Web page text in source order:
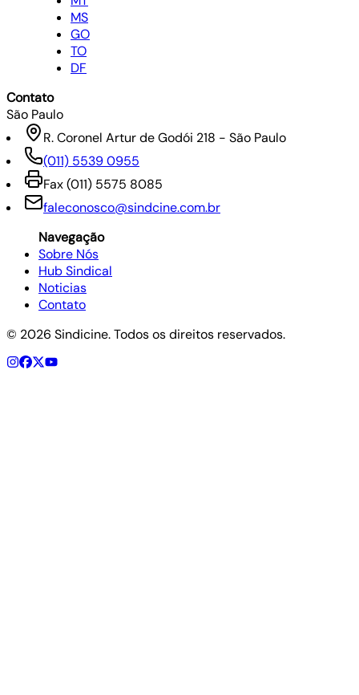
MS
GO
TO
DF
Contato
São Paulo
R. Coronel Artur de Godói 218 - São Paulo
(011) 5539 0955
Fax(011) 5575 8085
faleconosco@sindcine.com.br
Navegação
Sobre Nós
Hub Sindical
Noticias
Contato
© 2026 Sindicine. Todos os direitos reservados.